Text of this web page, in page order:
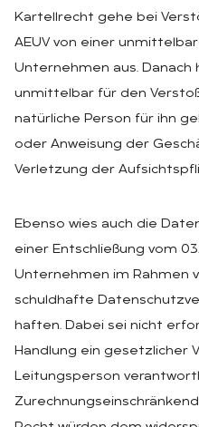
Kartellrecht gehe bei
AEUV von einer
Unternehmen aus. Danach
unmittelbar für den
natürliche Person für ihn
oder Anweisung der
Verletzung der
Ebenso wies auch die
einer Entschließung vom
Unternehmen im Rahmen
schuldhafte
haften. Dabei sei nicht
Handlung ein gesetzlicher
Leitungsperson